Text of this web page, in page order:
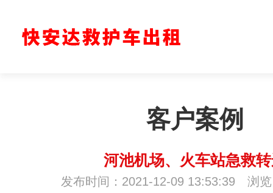
客户案例
河池机场、火车站急救
发布时间：2021-12-09 13:53:39 浏览